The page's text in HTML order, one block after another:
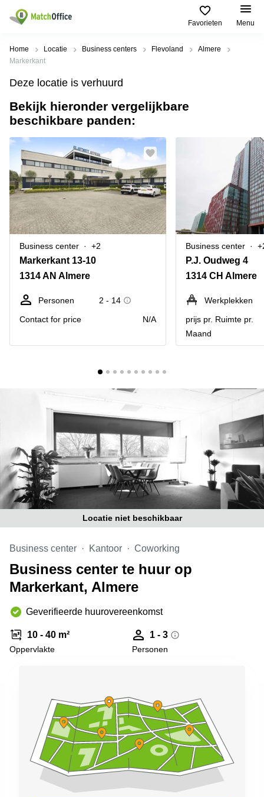
Favorieten Menu
Huren / Verhuren
Productpagina's
Kantoorruimten
Business
Flexplekken
Coworking
Spaces
Vergaderruimten
Virtueel
Kantoor
Bedrijfsruimte
Populaire
Steden
Alkmaar
Oost
Amsterdam
Westpoort
Bergen
op
Zoom
Amersfoort
Breda
Hengelo
Hilversum
Hoofddorp
Amsterdam
Westpoort
Populaire
zoekopdrachten
Kantoorruimte
in Breda
Kantoor
huren
Bergen
op
Zoom
Kantoor
huren
Tiel
Kantoor
huren
Reeuwijk
Business
Arnhem
Business
Hilversum
center
Den
Haag
Coworking
space
Breda
Coworking
in Arnhem
Coworking
Hilversum
Coworking
space
Zwolle
Kantoor
Hengelo
Bedrijfsruimte
Huren in
Nijmegen
Help
Over ons
Voeg je kantoorruimte toe
Huurprijs
Log in
Home Locatie Business centers Flevoland
Almere
Markerkant
Deze locatie is verhuurd
Bekijk hieronder vergelijkbare
beschikbare panden:
Business center +2
Markerkant 13-10
1314 AN Almere
Personen
2 - 14
Contact for price
N/A
Business center
P.J. Oudweg 4
1314 CH Almere
Werkplekken
prijs pr. Ruimte pr.
Maand
Locatie niet beschikbaar
Business center Kantoor Coworking
Business center te huur op
Markerkant, Almere
Geverifieerde huurovereenkomst
10 - 40 m²
Oppervlakte
1 - 3
Personen